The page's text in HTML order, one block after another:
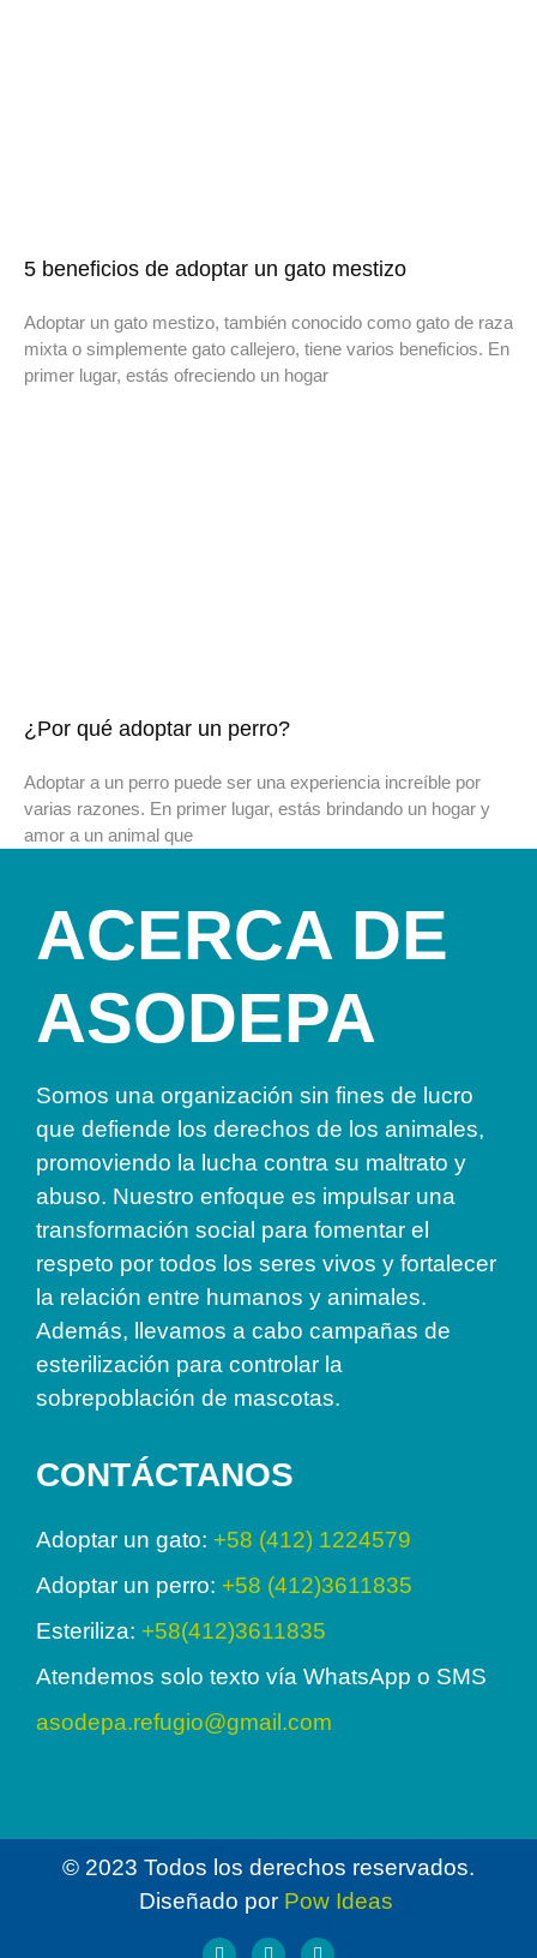
5 beneficios de adoptar un gato mestizo
Adoptar un gato mestizo, también conocido como gato de raza
mixta o simplemente gato callejero, tiene varios beneficios. En
primer lugar, estás ofreciendo un hogar
¿Por qué adoptar un perro?
Adoptar a un perro puede ser una experiencia increíble por
varias razones. En primer lugar, estás brindando un hogar y
amor a un animal que
ACERCA DE
ASODEPA
Somos una organización sin fines de lucro
que defiende los derechos de los animales,
promoviendo la lucha contra su maltrato y
abuso. Nuestro enfoque es impulsar una
transformación social para fomentar el
respeto por todos los seres vivos y fortalecer
la relación entre humanos y animales.
Además, llevamos a cabo campañas de
esterilización para controlar la
sobrepoblación de mascotas.
CONTÁCTANOS
Adoptar un gato: +58 (412) 1224579
Adoptar un perro: +58 (412)3611835
Esteriliza: +58(412)3611835
Atendemos solo texto vía WhatsApp o SMS
asodepa.refugio@gmail.com
© 2023 Todos los derechos reservados.
Diseñado por Pow Ideas